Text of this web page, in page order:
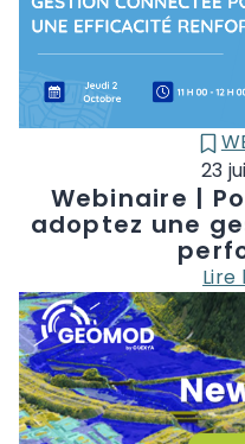
Webinaire |
adoptez une
Lire
23